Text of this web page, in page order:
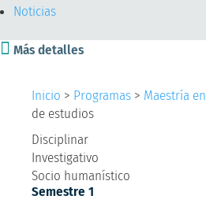
Noticias
 Más detalles
Inicio > Programas > Maestría
de estudios
Disciplinar
Investigativo
Socio humanístico
Semestre 1